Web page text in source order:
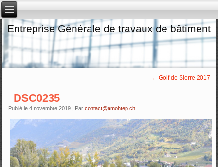
Entreprise Générale de travaux de bâtiment
← Golf de Sierre 2017
_DSC0235
Publié le 4 novembre 2019 | Par contact@amohtep.ch